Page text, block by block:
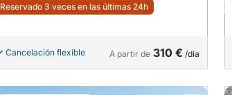
Reservado 3 veces en las últimas 24h
Cancelación flexible A partir de 310 € /día